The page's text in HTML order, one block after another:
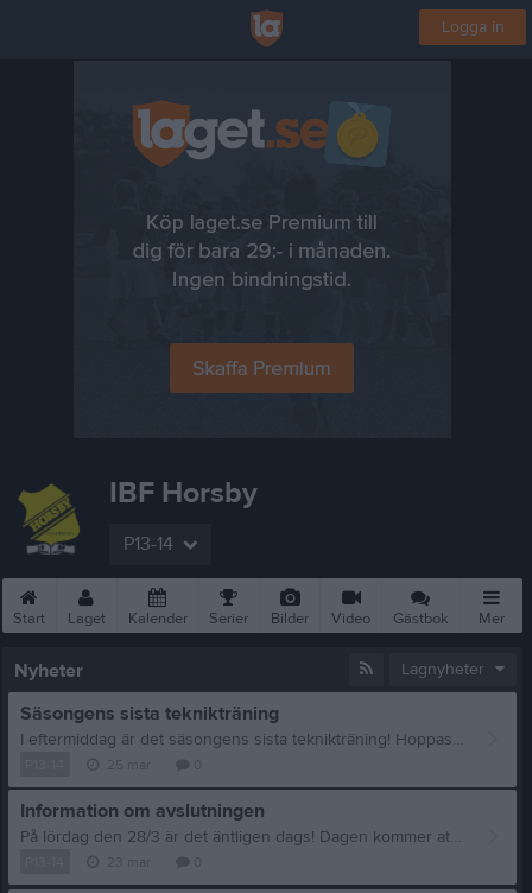
Logga in
IBF Horsby
P13-14
Start Laget Kalender Serier Bilder Video Gästbok Mer
Nyheter Lagnyheter
Säsongens sista teknikträning
I eftermiddag är det säsongens sista teknikträning! Hoppas vi ses - 17:00 - 18:00 // Evelina och Richard
Information om avslutningen
På lördag den 28/3 är det äntligen dags! Dagen kommer att se ut enligt följande: • 08:45 – Samling och uppvärmning i stora sporthallen. Kom gärna ombytta, annars finns omklädningsrum att använda. Vi ser gärna att man har en svart T-shirt (inget krav). Glöm inte glasögon och klubba! Det är viktigt att alla är på plats i tid så att vi kan starta turneringen så snabbt och smidigt som möjligt. • Ca 12:00 – Lunch (hamburgare) Har ditt barn någon specialkost? Meddela Evelina senast onsdag 25/3 på telefon: 076-817 14 15. • Ca 14:15 – Prisutdelning och avslutning Vi hoppas på en trevlig dag tillsammans med alla härliga spelare! Ta gärna med familj och vänner som vill komma och heja. Kiosken kommer att vara öppen och välfylld med kaffe och fika. Vi vill också framföra ett stort tack till dagens sponsorer: Skölvene Motor Herrljunga Drycker Hemköp Herrljunga SMK AB InnebandyKungen Unihoc Vi ses! /Carolina, Evelina, Jonas, Richard, Andreas & Ida